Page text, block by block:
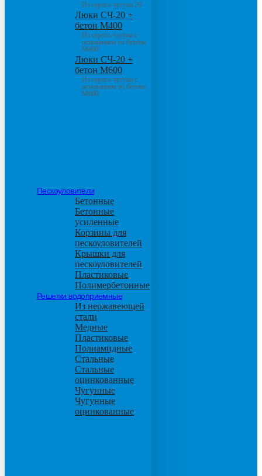
Из серого чугуна 20
Люки СЧ-20 +
бетон М400
Из серого чугуна с
основанием из бетона
М400
Люки СЧ-20 +
бетон М600
Из серого чугуна с
основанием из бетона
М600
Пескоуловители
Бетонные
Бетонные
усиленные
Корзины для
пескоуловителей
Крышки для
пескоуловителей
Пластиковые
Полимербетонные
Решетки водоприемные
Из нержавеющей
стали
Медные
Пластиковые
Полиамидные
Стальные
Стальные
оцинкованные
Чугунные
Чугунные
оцинкованные